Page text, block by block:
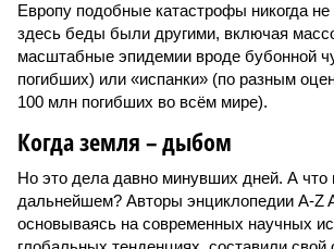
Европу подобные катастрофы никогда не
здесь беды были другими, включая
масштабные эпидемии вроде бубонной
погибших) или «испанки» (по разным
100 млн погибших во всём мире).
Когда земля – дыбом
Но это дела давно минувших дней. А что
дальнейшем? Авторы энциклопедии A-Z
основываясь на современных научных